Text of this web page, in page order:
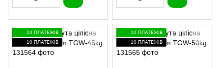
10 ПЛАТЕЖІВ
10 ПЛАТЕЖІВ
10 ПЛАТЕЖІВ
10 ПЛАТЕЖІВ